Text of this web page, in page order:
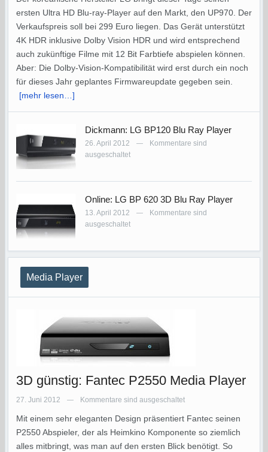
ersten Ultra HD Blu-ray-Player auf den Markt, den UP970. Der
Verkaufspreis soll bei 299 Euro liegen. Das Gerät unterstützt
4K HDR inklusive Dolby Vision HDR und wird entsprechend
auch zukünftige Filme mit 12 Bit Farbtiefe abspielen können.
Aber: Die Dolby-Vision-Kompatibilität wird erst durch ein noch
für dieses Jahr geplantes Firmwareupdate gegeben sein.
[mehr lesen…]
Dickmann: LG BP120 Blu Ray Player
26. April 2012 —
Kommentare sind
ausgeschaltet
Online: LG BP 620 3D Blu Ray Player
13. April 2012 —
Kommentare sind
ausgeschaltet
Media Player
3D günstig: Fantec P2550 Media Player
27. Juni 2012 — Kommentare sind ausgeschaltet
Mit einem sehr eleganten Design präsentiert Fantec seinen
P2550 Abspieler, der als Heimkino Komponente so ziemlich
alles mitbringt, was man auf den ersten Blick benötigt. So